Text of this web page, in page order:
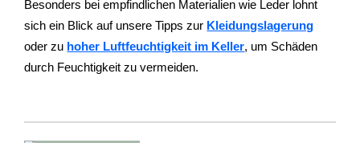
Besonders bei empfindlichen Materialien wie Leder lohnt
sich ein Blick auf unsere Tipps zur Kleidungslagerung
oder zu hoher Luftfeuchtigkeit im Keller, um Schäden
durch Feuchtigkeit zu vermeiden.